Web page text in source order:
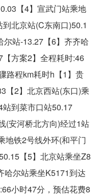
【4】宣武门站乘地
北京站(C东南口)50.1
站-13.27【6】齐齐哈
方案2】全程耗时:46
路程km耗时h【1】贵
【2】北京西站(东口)乘
到菜市口站50.17
(安河桥北方向)经过1站
地铁2号线外环(和平门
【5】北京站乘坐Z8
哈尔站乘坐K5171到达
小时47分，预估花费8